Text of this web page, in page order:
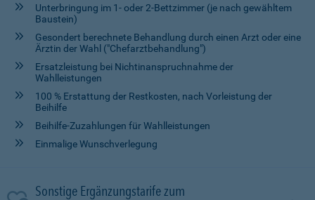
Unterbringung im 1- oder 2-Bettzimmer (je nach gewähltem
Baustein)
Gesondert berechnete Behandlung durch einen Arzt oder eine
Ärztin der Wahl ("Chefarztbehandlung")
Ersatzleistung bei Nichtinanspruchnahme der
Wahlleistungen
100 % Erstattung der Restkosten, nach Vorleistung der
Beihilfe
Beihilfe-Zuzahlungen für Wahlleistungen
Einmalige Wunschverlegung
Sonstige Ergänzungstarife zum